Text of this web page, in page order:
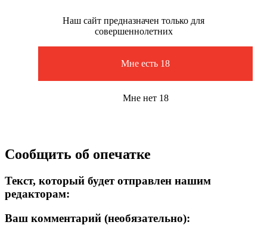
Наш сайт предназначен только для
совершеннолетних
Мне есть 18
Мне нет 18
Сообщить об опечатке
Текст, который будет отправлен нашим
редакторам:
Ваш комментарий (необязательно):